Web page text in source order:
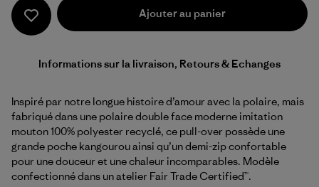
Ajouter au panier
Informations sur la livraison, Retours & Echanges
Inspiré par notre longue histoire d’amour avec la polaire, mais
fabriqué dans une polaire double face moderne imitation
mouton 100% polyester recyclé, ce pull-over possède une
grande poche kangourou ainsi qu’un demi-zip confortable
pour une douceur et une chaleur incomparables. Modèle
confectionné dans un atelier Fair Trade Certified™.